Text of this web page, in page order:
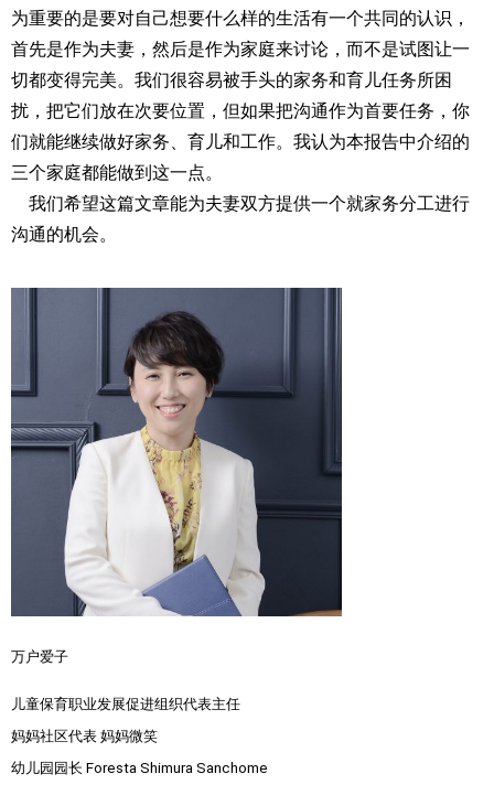
为重要的是要对自己想要什么样的生活有一个共同的认识，
首先是作为夫妻，然后是作为家庭来讨论，而不是试图让一
切都变得完美。我们很容易被手头的家务和育儿任务所困
扰，把它们放在次要位置，但如果把沟通作为首要任务，你
们就能继续做好家务、育儿和工作。我认为本报告中介绍的
三个家庭都能做到这一点。
我们希望这篇文章能为夫妻双方提供一个就家务分工进行
沟通的机会。
万户爱子
儿童保育职业发展促进组织代表主任
妈妈社区代表 妈妈微笑
幼儿园园长 Foresta Shimura Sanchome